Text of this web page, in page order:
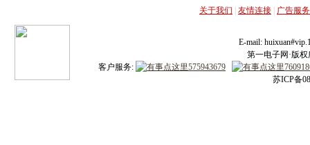
关于我们 友情连接 广告服务
E-mail:
第一电子网·版权
客户服务:
苏ICP备